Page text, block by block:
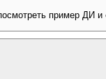
пример ДИ и